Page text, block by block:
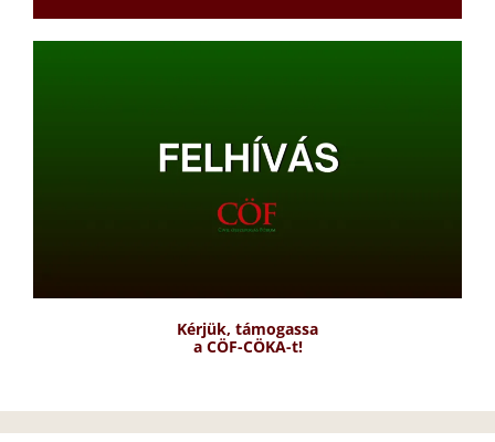
Kérjük, támogassa
a CÖF-CÖKA-t!